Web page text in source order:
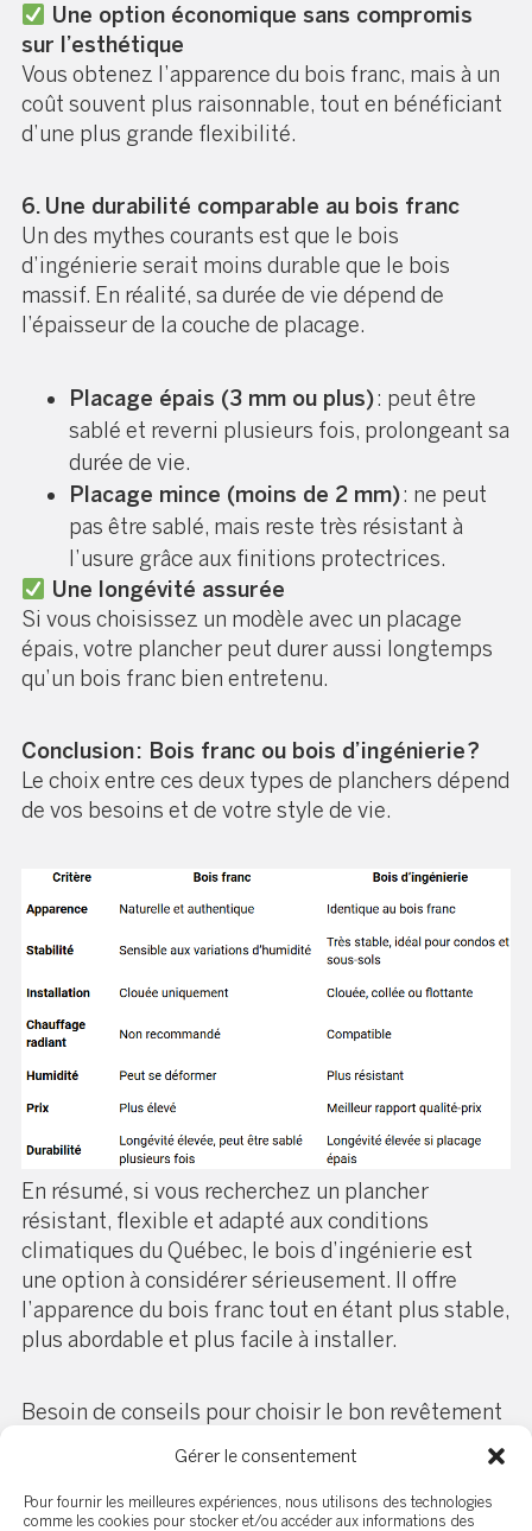
Gérer le consentement
Pour fournir les meilleures expériences, nous utilisons des technologies
comme les cookies pour stocker et/ou accéder aux informations des
Une option économique sans compromis
sur l’esthétique
Vous obtenez l’apparence du bois franc, mais à un
coût souvent plus raisonnable, tout en bénéficiant
d’une plus grande flexibilité.
6. Une durabilité comparable au bois franc
Un des mythes courants est que le bois
d’ingénierie serait moins durable que le bois
massif. En réalité, sa durée de vie dépend de
l’épaisseur de la couche de placage.
Placage épais (3 mm ou plus): peut être
sablé et reverni plusieurs fois, prolongeant sa
durée de vie.
Placage mince (moins de 2 mm): ne peut
pas être sablé, mais reste très résistant à
l’usure grâce aux finitions protectrices.
Une longévité assurée
Si vous choisissez un modèle avec un placage
épais, votre plancher peut durer aussi longtemps
qu’un bois franc bien entretenu.
Conclusion : Bois franc ou bois d’ingénierie ?
Le choix entre ces deux types de planchers dépend
de vos besoins et de votre style de vie.
En résumé, si vous recherchez un plancher
résistant, flexible et adapté aux conditions
climatiques du Québec, le bois d’ingénierie est
une option à considérer sérieusement. Il offre
l’apparence du bois franc tout en étant plus stable,
plus abordable et plus facile à installer.
Besoin de conseils pour choisir le bon revêtement
de sol pour votre propriété ? Contactez un expert
meilleures options adaptées à votre projet !